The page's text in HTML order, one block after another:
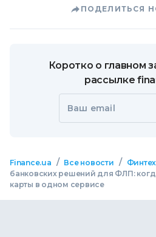
ПОДЕЛИТЬСЯ
Коротко о главном
рассылке
Ваш email
Finance.ua / Все новости /
банковских решений для ФЛП:
карты в одном сервисе